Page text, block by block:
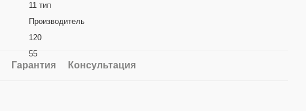
11 тип
Производитель
120
55
Гарантия Консультация